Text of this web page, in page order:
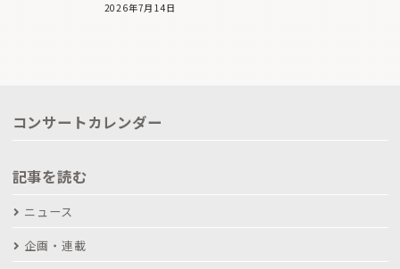
2026年7月14日
コンサートカレンダー
記事を読む
ニュース
企画・連載